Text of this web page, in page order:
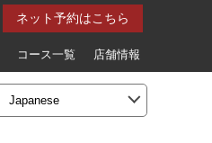
ネット予約はこちら
コース一覧 店舗情報